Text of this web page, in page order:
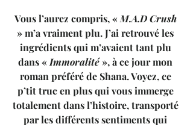
Vous l’aurez compris, « M.A.D Crush
» m’a vraiment plu. J’ai retrouvé les
ingrédients qui m’avaient tant plu
dans « Immoralité », à ce jour mon
roman préféré de Shana. Voyez, ce
p’tit truc en plus qui vous immerge
totalement dans l’histoire, transporté
par les différents sentiments qui